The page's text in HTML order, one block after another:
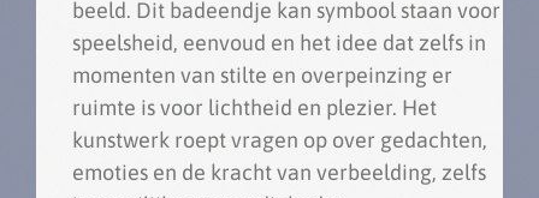
beeld. Dit badeendje kan symbool staan voor
speelsheid, eenvoud en het idee dat zelfs in
momenten van stilte en overpeinzing er
ruimte is voor lichtheid en plezier. Het
kunstwerk roept vragen op over gedachten,
emoties en de kracht van verbeelding, zelfs